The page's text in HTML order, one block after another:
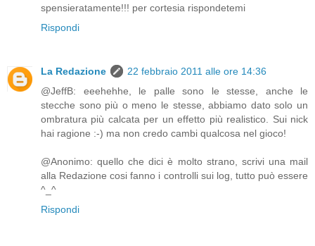
spensieratamente!!! per cortesia rispondetemi
Rispondi
La Redazione
22 febbraio 2011 alle ore 14:36
@JeffB: eeehehhe, le palle sono le stesse, anche le
stecche sono più o meno le stesse, abbiamo dato solo un
ombratura più calcata per un effetto più realistico. Sui nick
hai ragione :-) ma non credo cambi qualcosa nel gioco!
@Anonimo: quello che dici è molto strano, scrivi una mail
alla Redazione cosi fanno i controlli sui log, tutto può essere
^_^
Rispondi